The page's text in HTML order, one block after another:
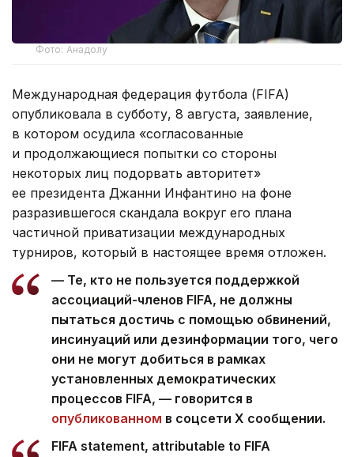
Фото: Анадолу
Международная федерация футбола (FIFA)
опубликовала в субботу, 8 августа, заявление,
в котором осудила «согласованные
и продолжающиеся попытки со стороны
некоторых лиц подорвать авторитет»
ее президента Джанни Инфантино на фоне
разразившегося скандала вокруг его плана
частичной приватизации международных
турниров, который в настоящее время отложен.
— Те, кто не пользуется поддержкой
ассоциаций-членов FIFA, не должны
пытаться достичь с помощью обвинений,
инсинуаций или дезинформации того, чего
они не могут добиться в рамках
установленных демократических
процессов FIFA, — говорится в
опубликованном в соцсети Х сообщении.
FIFA statement, attributable to FIFA